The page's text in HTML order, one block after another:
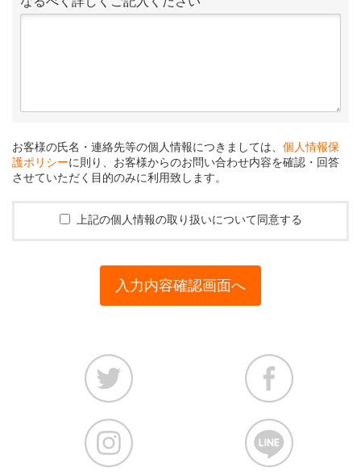
お客様の氏名・連絡先等の個人情報につきましては、 個人情報保
護ポリシーに則り、お客様からのお問い合わせ内容を確認・回答
させていただく目的のみに利用致します。
上記の個人情報の取り扱いについて同意する